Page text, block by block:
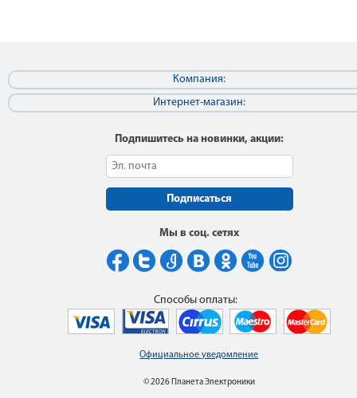
Компания:
Интернет-магазин:
Подпишитесь на новинки, акции:
Подписаться
Мы в соц. сетях
Официальное уведомление
© 2026 Планета Электроники
Способы оплаты: